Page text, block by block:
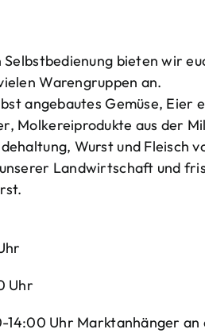
bieten wir
Warengruppen an.
angebautes Gemüse, Eier
Molkereiprodukte aus der
Wurst und Fleisch
Landwirtschaft und
Uhr
14:00 Uhr Marktanhänger an